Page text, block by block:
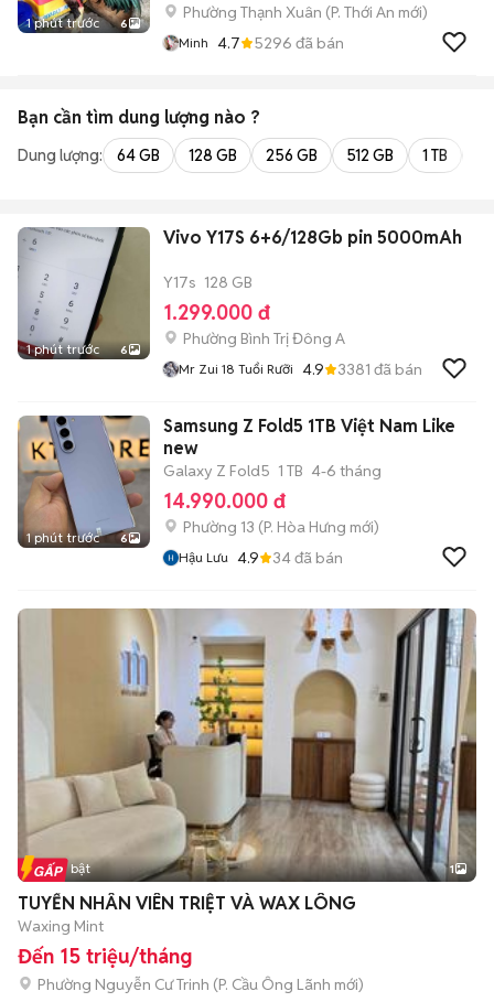
1 phút trước 6
Phường Thạnh Xuân (P. Thới An mới)
Minh 4.7 5296 đã bán
Bạn cần tìm dung lượng nào ?
Dung lượng: 64 GB 128 GB 256 GB 512 GB 1 TB
1 phút trước 6
Vivo Y17S 6+6/128Gb pin 5000mAh
Y17s 128 GB
1.299.000 đ
Phường Bình Trị Đông A
Mr Zui 18 Tuổi Rưỡi 4.9 3381 đã bán
1 phút trước 6
Samsung Z Fold5 1TB Việt Nam Like
new
Galaxy Z Fold5 1 TB 4-6 tháng
14.990.000 đ
Phường 13 (P. Hòa Hưng mới)
Hậu Lưu 4.9 34đã bán
Tin nổi bật 1
TUYỂN NHÂN VIÊN TRIỆT VÀ WAX LÔNG
Waxing Mint
Đến 15 triệu/tháng
Phường Nguyễn Cư Trinh (P. Cầu Ông Lãnh mới)